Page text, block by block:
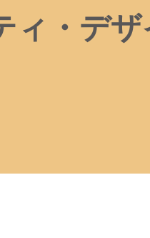
ィ・デザ